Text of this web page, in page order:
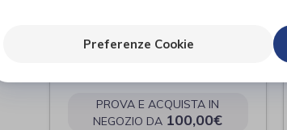
3573
PROVA E ACQUISTA IN
NEGOZIO DA 100,00€
Preferenze Cookie